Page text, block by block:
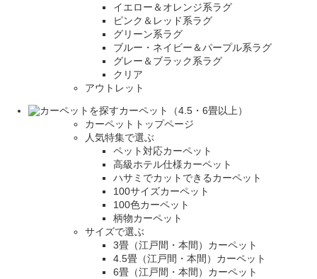
イエロー＆オレンジ系ラグ
ピンク＆レッド系ラグ
グリーン系ラグ
ブルー・ネイビー＆パープル系ラグ
グレー＆ブラック系ラグ
クリア
アウトレット
カーペット（4.5・6畳以上）
カーペットトップページ
人気特集で選ぶ
ペット対応カーペット
高級ホテル仕様カーペット
ハサミでカットできるカーペット
100サイズカーペット
100色カーペット
柄物カーペット
サイズで選ぶ
3畳（江戸間・本間）カーペット
4.5畳（江戸間・本間）カーペット
6畳（江戸間・本間）カーペット